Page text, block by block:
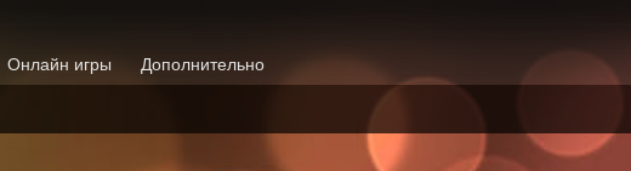
Онлайн игры Дополнительно